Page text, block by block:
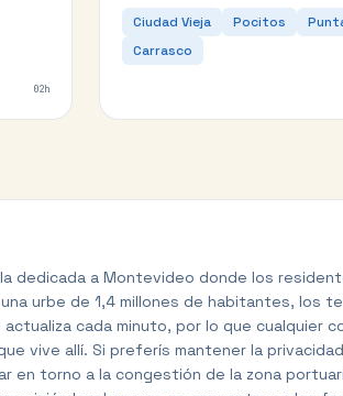
02h
Ciudad Vieja Pocitos
Carrasco
dedicada a Montevideo donde los
urbe de 1,4 millones de habitantes, los
cada minuto, por lo que cualquier
vive allí. Si preferís mantener la
en torno a la congestión de la zona